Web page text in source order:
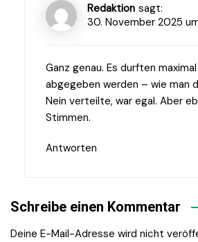
Redaktion sagt:
30. November 2025
Ganz genau. Es durften
abgegeben werden – wie man
Nein verteilte, war egal. Aber
Stimmen.
Antworten
Schreibe einen Kommentar
Deine E-Mail-Adresse wird nicht